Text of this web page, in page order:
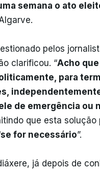
semana o ato
pelos
clarificou. “Acho
para
de emergência ou
que esta
se for necessário”.
já depois de